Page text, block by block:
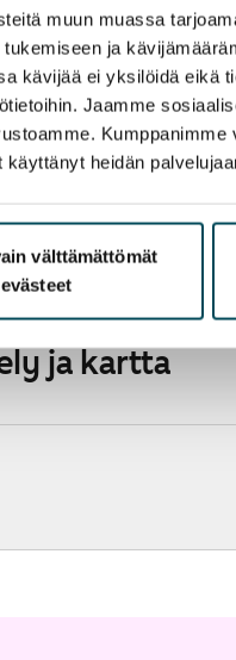
muun muassa
ja
kävijää ei yksilöidä eikä
Jaamme
Kumppanimme
käyttänyt heidän
välttämättömät
evästeet
ja kartta